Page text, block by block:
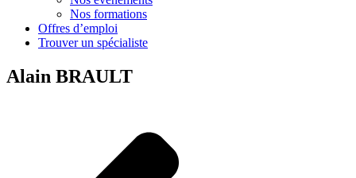
Nos formations
Offres d’emploi
Trouver un spécialiste
Alain BRAULT